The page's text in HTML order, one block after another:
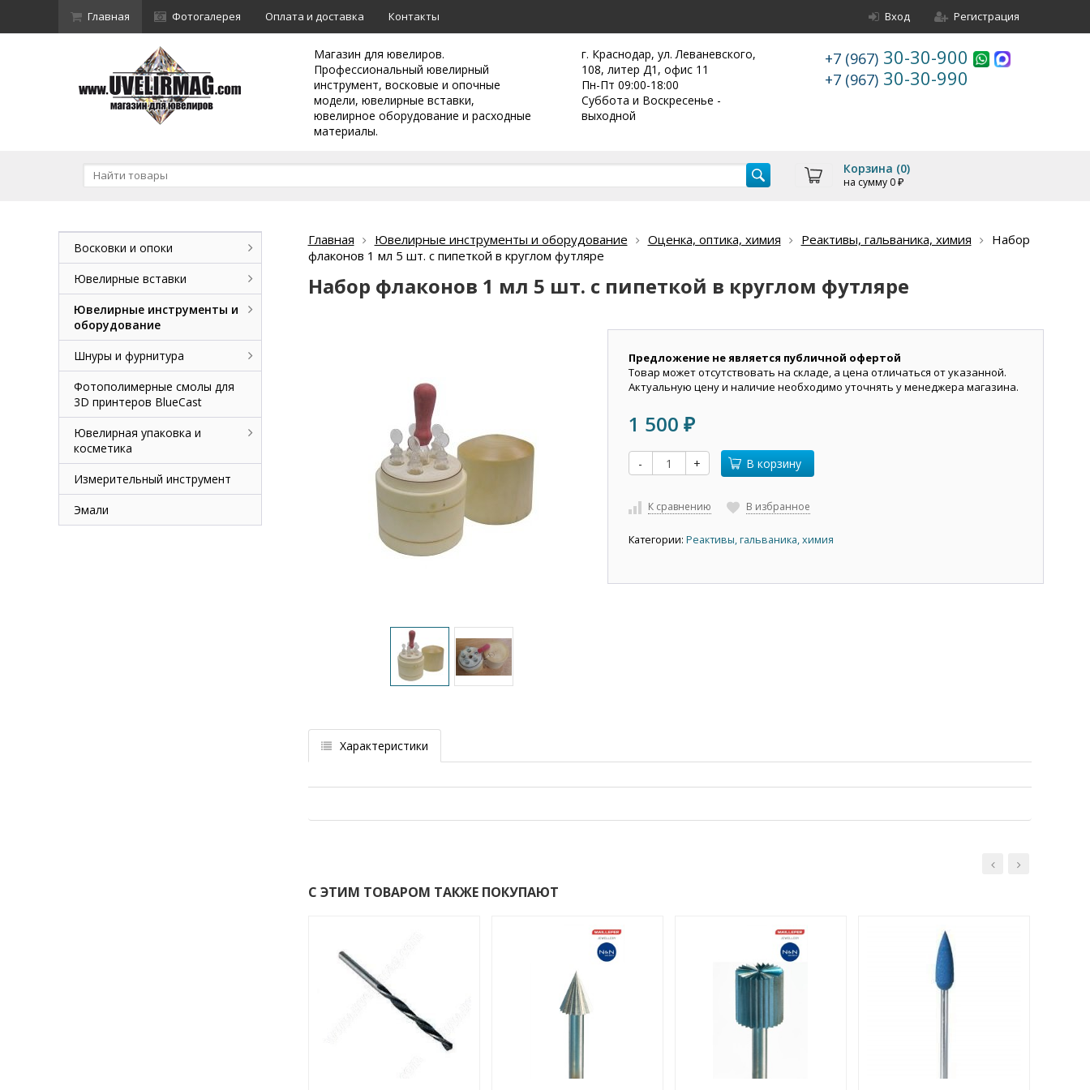
Главная Фотогалерея Оплата и доставка Контакты Вход Регистрация
Магазин для ювелиров.
Профессиональный ювелирный
инструмент, восковые и опочные
модели, ювелирные вставки,
ювелирное оборудование и расходные
материалы.
г. Краснодар, ул. Леваневского,
108, литер Д1, офис 11
Пн-Пт 09:00-18:00
Суббота и Воскресенье -
выходной
+7 (967) 30-30-900
+7 (967) 30-30-990
Корзина (0)
на сумму 0 ₽
Главная Ювелирные инструменты и оборудование Оценка, оптика, химия Реактивы, гальваника, химия
Набор
флаконов 1 мл 5 шт. с пипеткой в круглом футляре
Набор флаконов 1 мл 5 шт. с пипеткой в круглом футляре
Предложение не является публичной офертой
Товар может отсутствовать на складе, а цена отличаться от указанной.
Актуальную цену и наличие необходимо уточнять у менеджера магазина.
1 500 ₽
- + В корзину
К сравнению В избранное
Категории: Реактивы, гальваника, химия
Характеристики
С ЭТИМ ТОВАРОМ ТАКЖЕ ПОКУПАЮТ
Восковки и опоки
Ювелирные вставки
Ювелирные инструменты и
оборудование
Шнуры и фурнитура
Фотополимерные смолы для
3D принтеров BlueCast
Ювелирная упаковка и
косметика
Измерительный инструмент
Эмали